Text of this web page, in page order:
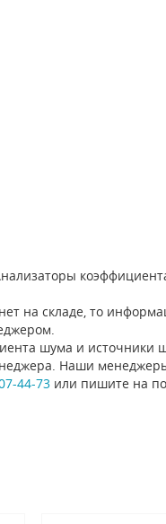
на складе, то
шума и источники
Наши
44-73или пишите на